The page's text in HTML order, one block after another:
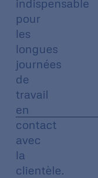
indispensable
pour
les
longues
journées
de
travail
en
contact
avec
la
clientèle.